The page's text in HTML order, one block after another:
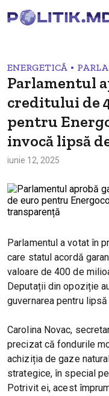
ENERGETICĂ •
Parlamentul
creditului de
pentru
invocă lipsă
iunie 12, 2025
Parlamentul a votat în
care statul acordă
valoare de 400 de
Deputații din opoziție
guvernarea pentru
Carolina Novac,
precizat că fondurile
achiziția de gaze
strategice, în special
Potrivit ei, acest